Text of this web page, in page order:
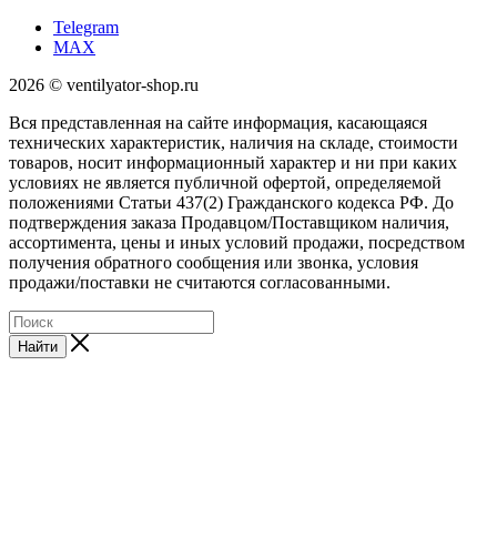
Telegram
MAX
2026 © ventilyator-shop.ru
Вся представленная на сайте информация, касающаяся
технических характеристик, наличия на складе, стоимости
товаров, носит информационный характер и ни при каких
условиях не является публичной офертой, определяемой
положениями Статьи 437(2) Гражданского кодекса РФ. До
подтверждения заказа Продавцом/Поставщиком наличия,
ассортимента, цены и иных условий продажи, посредством
получения обратного сообщения или звонка, условия
продажи/поставки не считаются согласованными.
Найти